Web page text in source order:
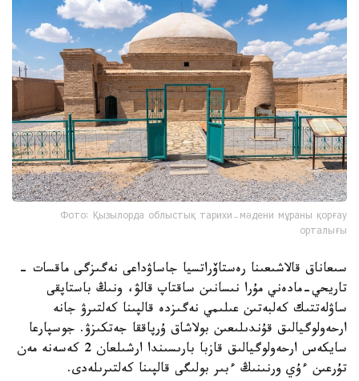
Фото: Қызылорда облыстық тарихи-мәдени мұраны қорғау
орталығы
سىعاناق قالاشىعىنا رەستاۆراتسيا جاساۋداعى نەگىزگى ماقسات -
تاريحي-مادەني مۇرا نىسانىن ساقتاپ قالۋ، ونىڭ باستاپقى
ساۋلەتتىك كەلبەتىن عىلىمي نەگىزدە قالپىنا كەلتىرۋ جانە
ارحەولوگيالىق قۇندىلىعىن بولاشاق ۇرپاققا جەتكىزۋ. جوسپارعا
سايكەس ارحەولوگيالىق قازبا بارىسىندا ارشىلعان 2 كەسەنە مەن
تۇرعىن ءۇي ورنىنىڭ ءبىر بولىگى قالپىنا كەلتىرىلەدى.